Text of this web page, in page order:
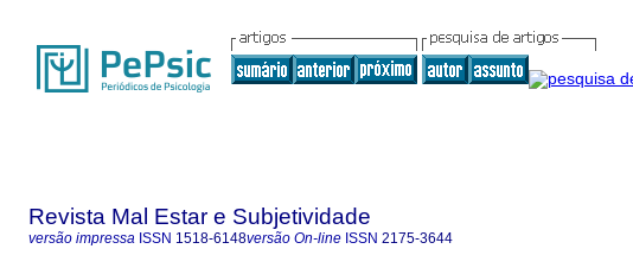
Revista Mal Estar e Subjetividade
versão impressa ISSN 1518-6148versão On-line ISSN 2175-3644